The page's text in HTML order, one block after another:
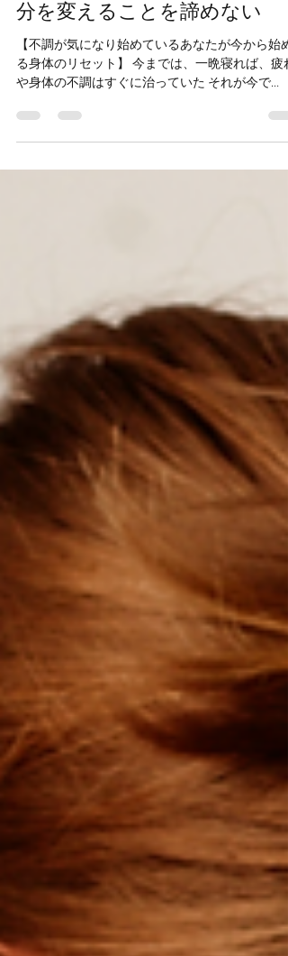
み、優しいタッチにこだわるのか」をお話ししま
長引く不調や慢性疼痛を抱えている方の身体はベ
ースとして 自律神経のバランスが乱れてしまって
いることがほとんどです 脳の危険察知センサーで
状態になっています この状態で、バキバキと音を
立てるような急激な刺激や、グイグイと痛みを伴
分を変えることを諦めない
【不調が気になり始めているあなたが今から始め
る身体のリセット】 今までは、一晩寝れば、疲れ
や身体の不調はすぐに治っていた それが今で
の不調（不眠症・めまい・耳鳴り） 「私も歳をと
ったから仕方ないのか・・・」と諦める前に まだ
さんと向き合ってきた結論からお伝えすると、現
実はそれほど単純ではありません。 そもそも、不
調を引き起こす「原因」には、 【身体の外側（生
活）と内側（構造・脳）】と２つに分かれます 1.
身体の「外側」にある問題（日々の積み重ね） ど
れだけ素晴らしい施術で身体のバランスを整えて
も、身体の外側の環境が変わらなければ、改善の
スピードはどうしてもゆっくりになってしまいま